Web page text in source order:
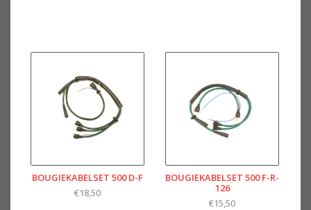
BOUGIEKABELSET 500 D-F
€18,50
BOUGIEKABELSET 500 F-R-
126
€15,50